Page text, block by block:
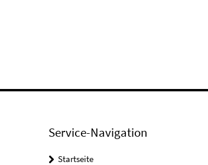
Service-Navigation
Startseite